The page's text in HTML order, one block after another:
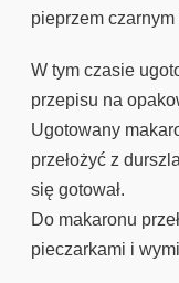
pieprzem
W tym czasie
przepisu na
Ugotowany
przełożyć z
się gotował.
Do makaronu
pieczarkami i